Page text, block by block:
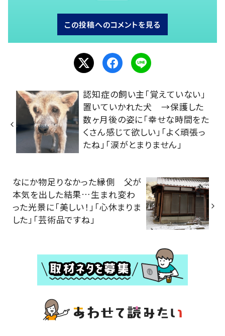
この投稿へのコメントを見る
認知症の飼い主「覚えていない」
置いていかれた犬 →保護した
数ヶ月後の姿に「幸せな時間をた
くさん感じて欲しい」「よく頑張っ
たね」「涙がとまりません」
なにか物足りなかった縁側 父が
本気を出した結果…生まれ変わ
った光景に「美しい！」「心休まりま
した」「芸術品ですね」